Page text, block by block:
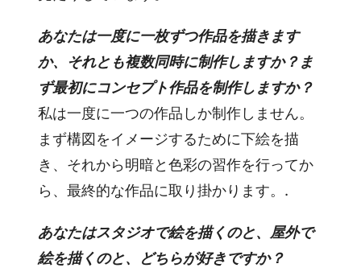
あなたは一度に一枚ずつ作品を描きます
か、それとも複数同時に制作しますか？ま
ず最初にコンセプト作品を制作しますか？
私は一度に一つの作品しか制作しません。
まず構図をイメージするために下絵を描
き、それから明暗と色彩の習作を行ってか
ら、最終的な作品に取り掛かります。.
あなたはスタジオで絵を描くのと、屋外で
絵を描くのと、どちらが好きですか？